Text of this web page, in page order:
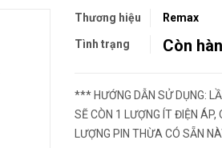
Thương hiệu Remax
Tình trạng Còn
*** HƯỚNG DẪN SỬ DỤNG:
SẼ CÒN 1 LƯỢNG ÍT ĐIỆN ÁP,
LƯỢNG PIN THỪA CÓ SẴN